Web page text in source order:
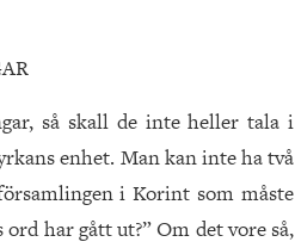
så skall de inte heller tala i
enhet. Man kan inte ha två
i Korint som måste
har gått ut?” Om det vore så,